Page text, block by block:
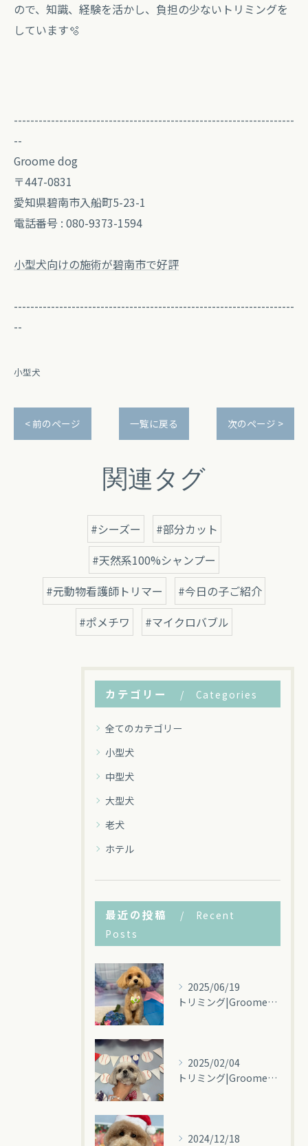
ので、知識、経験を活かし、負担の少ないトリミングを
しています🫧
--------------------------------------------------------------------
--
Groome dog
〒447-0831
愛知県碧南市入船町5-23-1
電話番号 : 080-9373-1594
小型犬向けの施術が碧南市で好評
--------------------------------------------------------------------
--
小型犬
< 前のページ 一覧に戻る 次のページ >
関連タグ
#シーズー
#部分カット
#天然系100%シャンプー
#元動物看護師トリマー
#今日の子ご紹介
#ポメチワ
#マイクロバブル
カテゴリー Categories
全てのカテゴリー
小型犬
中型犬
大型犬
老犬
ホテル
最近の投稿
Recent
Posts
2025/06/19
トリミング|Groomey(グルーミー)
2025/02/04
トリミング|Groomey(グルーミー)碧南市
2024/12/18